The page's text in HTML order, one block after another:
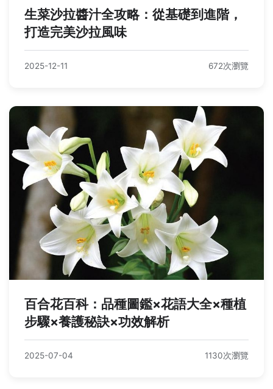
生菜沙拉醬汁全攻略：從基礎到進階，
打造完美沙拉風味
2025-12-11 672次瀏覽
百合花百科：品種圖鑑×花語大全×種植
步驟×養護秘訣×功效解析
2025-07-04 1130次瀏覽